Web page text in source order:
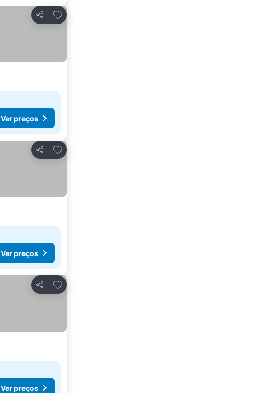
Partilhar
Adicionar aos favoritos
Ver preços
Partilhar
Adicionar aos favoritos
Ver preços
Partilhar
Adicionar aos favoritos
Ver preços